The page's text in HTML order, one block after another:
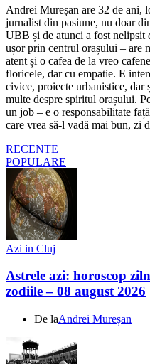
Andrei Mureșan are 32 de ani,
jurnalist din pasiune, nu doar
UBB și de atunci a fost nelipsit
ușor prin centrul orașului – are
atent și o cafea de la vreo
floricele, dar cu empatie. E
civice, proiecte urbanistice, dar
multe despre spiritul orașului.
un job – e o responsabilitate
care vrea să-l vadă mai bun, zi
RECENTE
POPULARE
Azi in Cluj
Astrele azi: horoscop
zodiile – 08 august 2026
De laAndrei Mureșan